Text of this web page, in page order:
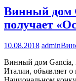
Винный дом
получает
10.08.2018 admin
Винный дом Gancia,
Италии, объявляет